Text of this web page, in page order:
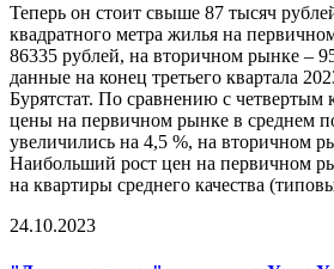
Теперь он стоит свыше 87 тысяч
квадратного метра жилья на
86335 рублей, на вторичном рынке –
данные на конец третьего квартала
Бурятстат. По сравнению с четвертым
цены на первичном рынке в среднем
увеличились на 4,5 %, на вторичном
Наибольший рост цен на первичном
на квартиры среднего качества
24.10.2023